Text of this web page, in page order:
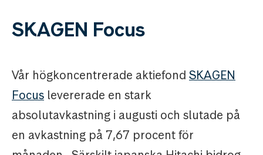
SKAGEN Focus
Vår högkoncentrerade aktiefond SKAGEN
Focus levererade en stark
absolutavkastning i augusti och slutade på
en avkastning på 7,67 procent för